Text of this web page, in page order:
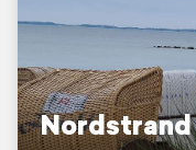
Nordstrand